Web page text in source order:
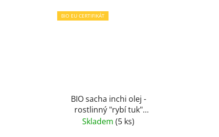
BIO EU CERTIFIKÁT
BIO sacha inchi olej -
rostlinný "rybí tuk"
omega 3, 6, 9 - PERU
Skladem (5 ks)